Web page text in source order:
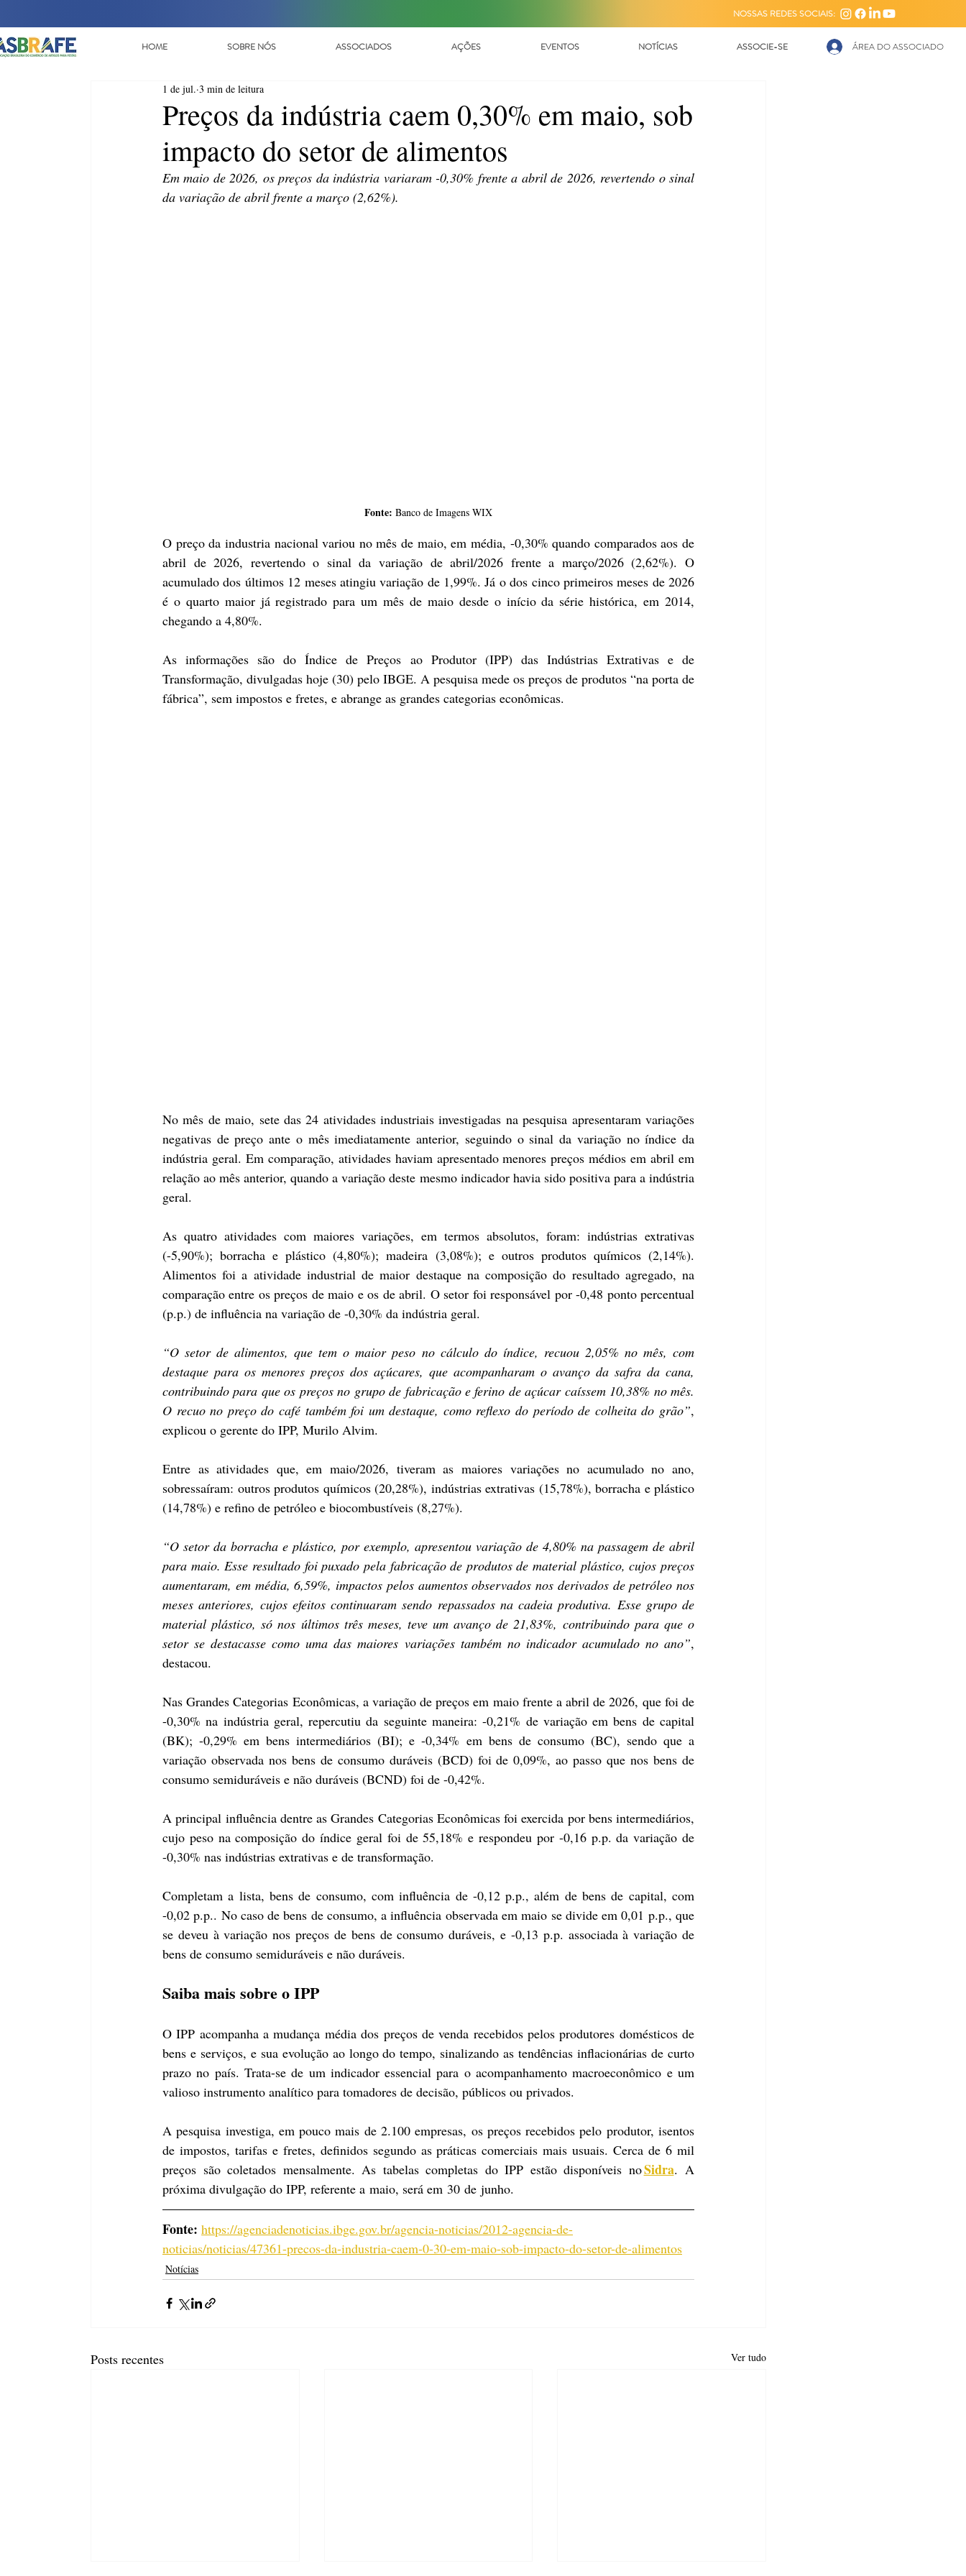
NOSSAS REDES SOCIAIS:
HOME SOBRE NÓS ASSOCIADOS AÇÕES EVENTOS NOTÍCIAS ASSOCIE-SE ÁREA DO ASSOCIADO
Preços da indústria caem 0,30% em maio, sob
impacto do setor de alimentos
1 de jul. 3 min de leitura
Em maio de 2026, os preços da indústria variaram -0,30% frente a abril de 2026, revertendo o sinal
da variação de abril frente a março (2,62%).
Fonte: Banco de Imagens WIX
O preço da industria nacional variou no mês de maio, em média, -0,30% quando comparados aos de
abril de 2026, revertendo o sinal da variação de abril/2026 frente a março/2026 (2,62%). O
acumulado dos últimos 12 meses atingiu variação de 1,99%. Já o dos cinco primeiros meses de 2026
é o quarto maior já registrado para um mês de maio desde o início da série histórica, em 2014,
chegando a 4,80%.
As informações são do Índice de Preços ao Produtor (IPP) das Indústrias Extrativas e de
Transformação, divulgadas hoje (30) pelo IBGE. A pesquisa mede os preços de produtos “na porta de
fábrica”, sem impostos e fretes, e abrange as grandes categorias econômicas.
No mês de maio, sete das 24 atividades industriais investigadas na pesquisa apresentaram variações
negativas de preço ante o mês imediatamente anterior, seguindo o sinal da variação no índice da
indústria geral. Em comparação, atividades haviam apresentado menores preços médios em abril em
relação ao mês anterior, quando a variação deste mesmo indicador havia sido positiva para a indústria
geral.
As quatro atividades com maiores variações, em termos absolutos, foram: indústrias extrativas
(-5,90%); borracha e plástico (4,80%); madeira (3,08%); e outros produtos químicos (2,14%).
Alimentos foi a atividade industrial de maior destaque na composição do resultado agregado, na
comparação entre os preços de maio e os de abril. O setor foi responsável por -0,48 ponto percentual
(p.p.) de influência na variação de -0,30% da indústria geral.
“O setor de alimentos, que tem o maior peso no cálculo do índice, recuou 2,05% no mês, com
destaque para os menores preços dos açúcares, que acompanharam o avanço da safra da cana,
contribuindo para que os preços no grupo de fabricação e ferino de açúcar caíssem 10,38% no mês.
O recuo no preço do café também foi um destaque, como reflexo do período de colheita do grão”,
explicou o gerente do IPP, Murilo Alvim.
Entre as atividades que, em maio/2026, tiveram as maiores variações no acumulado no ano,
sobressaíram: outros produtos químicos (20,28%), indústrias extrativas (15,78%), borracha e plástico
(14,78%) e refino de petróleo e biocombustíveis (8,27%).
“O setor da borracha e plástico, por exemplo, apresentou variação de 4,80% na passagem de abril
para maio. Esse resultado foi puxado pela fabricação de produtos de material plástico, cujos preços
aumentaram, em média, 6,59%, impactos pelos aumentos observados nos derivados de petróleo nos
meses anteriores, cujos efeitos continuaram sendo repassados na cadeia produtiva. Esse grupo de
material plástico, só nos últimos três meses, teve um avanço de 21,83%, contribuindo para que o
setor se destacasse como uma das maiores variações também no indicador acumulado no ano”,
destacou.
Nas Grandes Categorias Econômicas, a variação de preços em maio frente a abril de 2026, que foi de
-0,30% na indústria geral, repercutiu da seguinte maneira: -0,21% de variação em bens de capital
(BK); -0,29% em bens intermediários (BI); e -0,34% em bens de consumo (BC), sendo que a
variação observada nos bens de consumo duráveis (BCD) foi de 0,09%, ao passo que nos bens de
consumo semiduráveis e não duráveis (BCND) foi de -0,42%.
A principal influência dentre as Grandes Categorias Econômicas foi exercida por bens intermediários,
cujo peso na composição do índice geral foi de 55,18% e respondeu por -0,16 p.p. da variação de
-0,30% nas indústrias extrativas e de transformação.
Completam a lista, bens de consumo, com influência de -0,12 p.p., além de bens de capital, com
-0,02 p.p.. No caso de bens de consumo, a influência observada em maio se divide em 0,01 p.p., que
se deveu à variação nos preços de bens de consumo duráveis, e -0,13 p.p. associada à variação de
bens de consumo semiduráveis e não duráveis.
Saiba mais sobre o IPP
O IPP acompanha a mudança média dos preços de venda recebidos pelos produtores domésticos de
bens e serviços, e sua evolução ao longo do tempo, sinalizando as tendências inflacionárias de curto
prazo no país. Trata-se de um indicador essencial para o acompanhamento macroeconômico e um
valioso instrumento analítico para tomadores de decisão, públicos ou privados.
A pesquisa investiga, em pouco mais de 2.100 empresas, os preços recebidos pelo produtor, isentos
de impostos, tarifas e fretes, definidos segundo as práticas comerciais mais usuais. Cerca de 6 mil
preços são coletados mensalmente. As tabelas completas do IPP estão disponíveis no Sidra. A
próxima divulgação do IPP, referente a maio, será em 30 de junho.
Fonte: https://agenciadenoticias.ibge.gov.br/agencia-noticias/2012-agencia-de-
noticias/noticias/47361-precos-da-industria-caem-0-30-em-maio-sob-impacto-do-setor-de-alimentos
Notícias
Posts recentes Ver tudo